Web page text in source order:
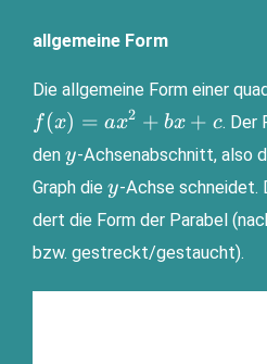
allgemeine Form
Die all­ge­mei­ne Form einer
f(x)=ax^2+bx+c
f (x) = ax2 + bx + c. Der
den y
y-Ach­sen­ab­schnitt, also
Graph die y
y-Ach­se schnei­det.
dert die Form der Para­bel
bzw. gestreckt/gestaucht).